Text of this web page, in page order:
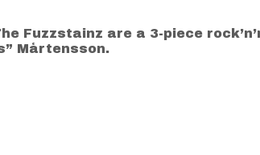
Fuzzstainz are a 3-piece
Mårtensson.